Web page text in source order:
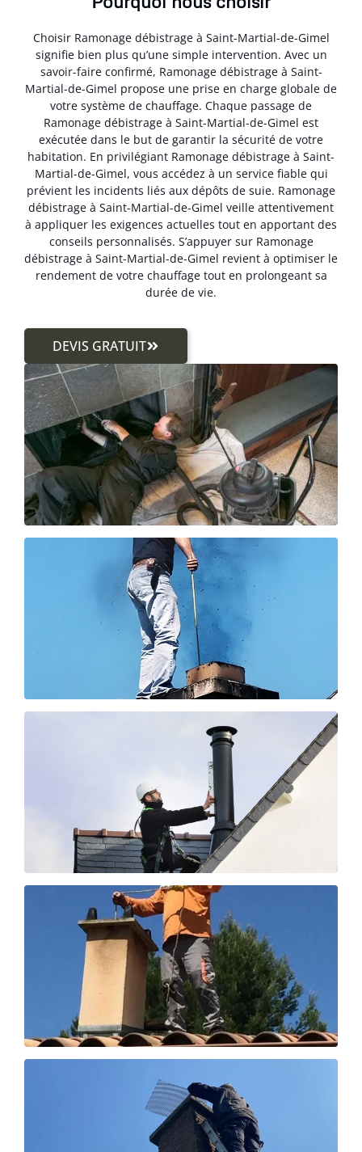
Choisir Ramonage débistrage à Saint-Martial-de-Gimel
signifie bien plus qu’une simple intervention. Avec un
savoir-faire confirmé, Ramonage débistrage à Saint-
Martial-de-Gimel propose une prise en charge globale de
votre système de chauffage. Chaque passage de
Ramonage débistrage à Saint-Martial-de-Gimel est
exécutée dans le but de garantir la sécurité de votre
habitation. En privilégiant Ramonage débistrage à Saint-
Martial-de-Gimel, vous accédez à un service fiable qui
prévient les incidents liés aux dépôts de suie. Ramonage
débistrage à Saint-Martial-de-Gimel veille attentivement
à appliquer les exigences actuelles tout en apportant des
conseils personnalisés. S’appuyer sur Ramonage
débistrage à Saint-Martial-de-Gimel revient à optimiser le
rendement de votre chauffage tout en prolongeant sa
durée de vie.
DEVIS GRATUIT